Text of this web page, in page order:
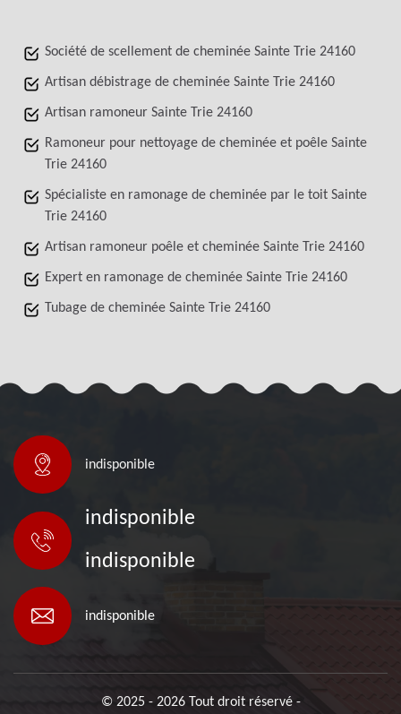
Société de scellement de cheminée Sainte Trie 24160
Artisan débistrage de cheminée Sainte Trie 24160
Artisan ramoneur Sainte Trie 24160
Ramoneur pour nettoyage de cheminée et poêle Sainte
Trie 24160
Spécialiste en ramonage de cheminée par le toit Sainte
Trie 24160
Artisan ramoneur poêle et cheminée Sainte Trie 24160
Expert en ramonage de cheminée Sainte Trie 24160
Tubage de cheminée Sainte Trie 24160
indisponible
indisponible
indisponible
indisponible
© 2025 - 2026 Tout droit réservé -